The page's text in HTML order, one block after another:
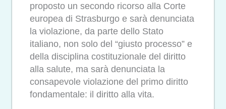
proposto un secondo ricorso alla Corte
europea di Strasburgo e sarà denunciata
la violazione, da parte dello Stato
italiano, non solo del “giusto processo” e
della disciplina costituzionale del diritto
alla salute, ma sarà denunciata la
consapevole violazione del primo diritto
fondamentale: il diritto alla vita.